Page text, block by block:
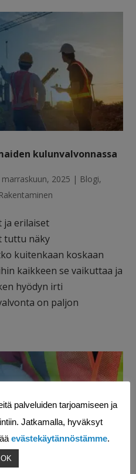
kulunvalvonnassa
marraskuun, 2025 | Blogi,
Rakentaminen
ja erilaiset
tuttu näky
kuitenkaan koskaan
kaikkeen se vaikuttaa ja
hyödyn irti
on paljon
palveluiden tarjoamiseen ja
Jatkamalla, hyväksyt
evästekäytännöstämme.
OK